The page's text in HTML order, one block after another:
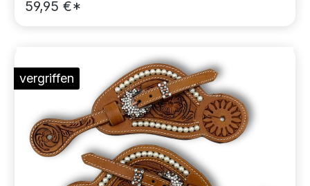
59,95 €*
vergriffen